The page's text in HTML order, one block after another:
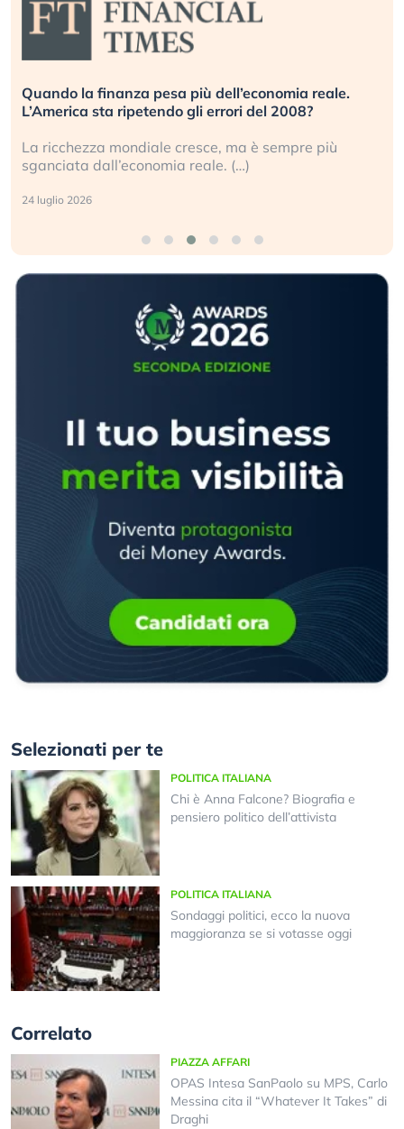
Quando la finanza pesa più dell’economia reale.
L’America sta ripetendo gli errori del 2008?
La ricchezza mondiale cresce, ma è sempre più
sganciata dall’economia reale. (…)
24 luglio 2026
Selezionati per te
POLITICA ITALIANA
Chi è Anna Falcone? Biografia e
pensiero politico dell’attivista
POLITICA ITALIANA
Sondaggi politici, ecco la nuova
maggioranza se si votasse oggi
Correlato
PIAZZA AFFARI
OPAS Intesa SanPaolo su MPS, Carlo
Messina cita il “Whatever It Takes” di
Draghi